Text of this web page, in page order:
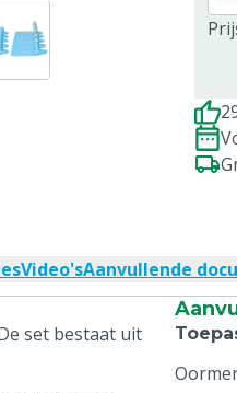
Video'sAanvullende
set bestaat uit